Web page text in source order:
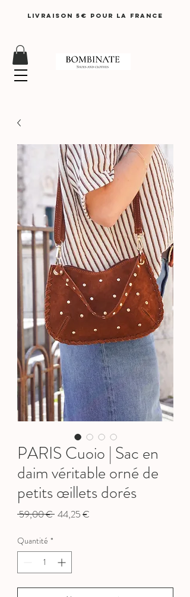
LIVRAISON 5€ pour lA FRANCE
PARIS Cuoio | Sac en
daim véritable orné de
petits œillets dorés
59,00 € Prix
44,25 €
Quantité *